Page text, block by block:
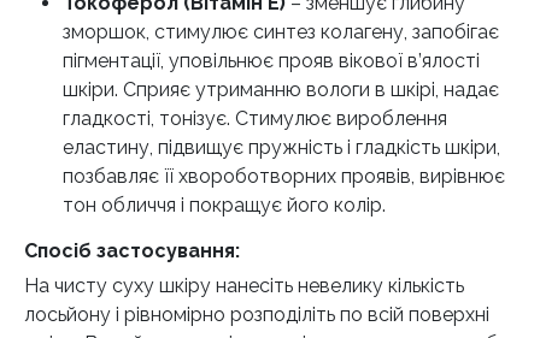
зморшок, стимулює синтез колагену, запобігає
пігментації, уповільнює прояв вікової в’ялості
шкіри. Сприяє утриманню вологи в шкірі, надає
гладкості, тонізує. Стимулює вироблення
еластину, підвищує пружність і гладкість шкіри,
позбавляє її хвороботворних проявів, вирівнює
тон обличчя і покращує його колір.
Спосіб застосування:
На чисту суху шкіру нанесіть невелику кількість
лосьйону і рівномірно розподіліть по всій поверхні